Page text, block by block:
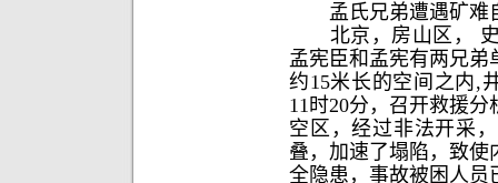
孟氏兄弟遭遇矿难
北京，房山区， 史
孟宪臣和孟宪有两兄
约15米长的空间之内,
11时20分，召开救援
空区，经过非法开采
叠，加速了塌陷，致
全隐患，事故被困人员